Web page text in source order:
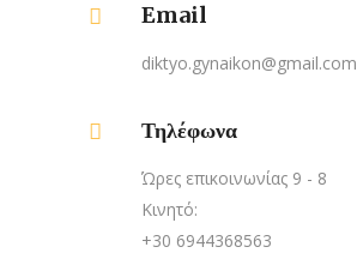
Email
diktyo.gynaikon@gmail.com
Τηλέφωνα
Ώρες επικοινωνίας 9 - 8
Κινητό:
+30 6944368563